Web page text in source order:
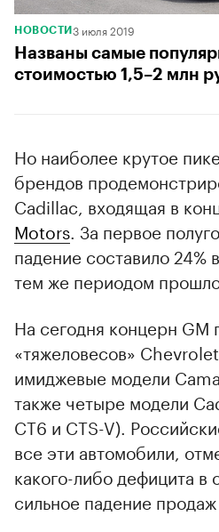
НОВОСТИ 3 июля 2019
Названы самые
стоимостью 1,5–2 млн
Но наиболее крутое
брендов
Cadillac, входящая в
Motors . За первое
падение составило 24%
тем же периодом
На сегодня концерн GM
«тяжеловесов»
имиджевые модели
также четыре модели
CT6 и CTS-V).
все эти автомобили,
какого-либо дефицита в
сильное падение